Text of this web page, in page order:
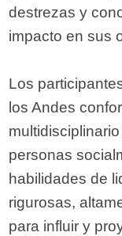
destrezas y
impacto en sus
Los
los Andes
personas
habilidades de
rigurosas,
para influir y